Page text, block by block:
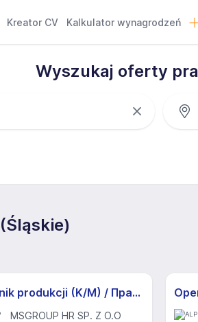
Kreator CV Kalkulator wynagrodzeń
Wyszukaj oferty
Pracownik produkcji (K/M) / Працівники продукції Huber-Suhner (K/M)
MSGROUP HR SP. Z O.O